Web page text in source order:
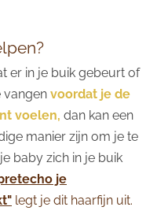
er in je buik gebeurt of
vangen voordat je de
voelen, dan kan een
manier zijn om je te
baby zich in je buik
je
legt je dit haarfijn uit.